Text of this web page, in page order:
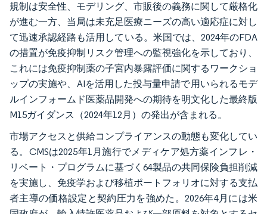
規制は安全性、モデリング、市販後の義務に関して厳格化
が進む一方、当局は未充足医療ニーズの高い適応症に対し
て迅速承認経路も活用している。米国では、2024年のFDA
の措置が免疫抑制リスク管理への監視強化を示しており、
これには免疫抑制薬の子宮内暴露評価に関するワークショ
ップの実施や、AIを活用した投与量申請で用いられるモデ
ルインフォームド医薬品開発への期待を明文化した最終版
M15ガイダンス（2024年12月）の発出が含まれる。
市場アクセスと供給コンプライアンスの動態も変化してい
る。CMSは2025年1月施行でメディケア処方薬インフレ・
リベート・プログラムに基づく64製品の共同保険負担削減
を実施し、免疫学および移植ポートフォリオに対する支払
者主導の価格設定と契約圧力を強めた。2026年4月には米